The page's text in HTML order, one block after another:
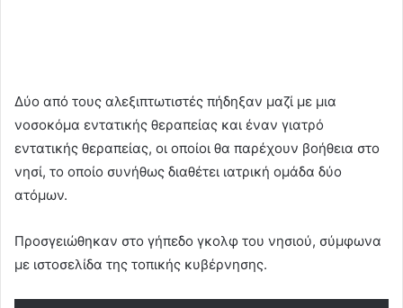
Δύο από τους αλεξιπτωτιστές πήδηξαν μαζί με μια
νοσοκόμα εντατικής θεραπείας και έναν γιατρό
εντατικής θεραπείας, οι οποίοι θα παρέχουν βοήθεια στο
νησί, το οποίο συνήθως διαθέτει ιατρική ομάδα δύο
ατόμων.
Προσγειώθηκαν στο γήπεδο γκολφ του νησιού, σύμφωνα
με ιστοσελίδα της τοπικής κυβέρνησης.